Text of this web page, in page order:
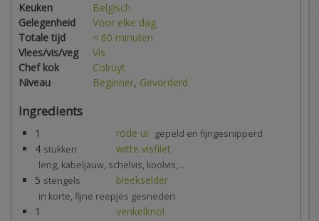
Keuken
Belgisch
Gelegenheid
Voor elke dag
Totale tijd
< 60 minuten
Vlees/vis/veg
Vis
Chef kok
Colruyt
Niveau
Beginner, Gevorderd
Ingredients
1 rode ui gepeld en fijngesnipperd
4 stukken witte visfilet
leng, kabeljauw, schelvis, koolvis,...
5 stengels bleekselder
in korte, fijne reepjes gesneden
1 venkelknol